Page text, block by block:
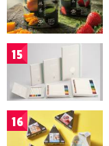
15
16